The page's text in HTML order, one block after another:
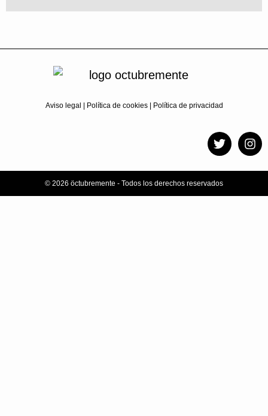
Aviso legal Política de cookies| Política de privacidad
© 2026 öctubremente - Todos los derechos reservados